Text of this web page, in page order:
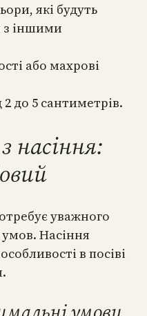
які будуть
з іншими
або махрові
2 до 5 сантиметрів.
насіння:
уважного
Насіння
в посіві